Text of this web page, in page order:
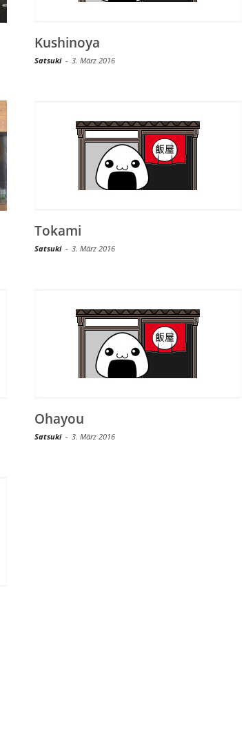
Kushinoya
Satsuki - 3. März 2016
Tokami
Satsuki - 3. März 2016
Ohayou
Satsuki - 3. März 2016